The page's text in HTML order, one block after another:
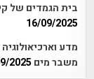
בית הגמדים של
16/09/2025
מדע
משבר מים 2025